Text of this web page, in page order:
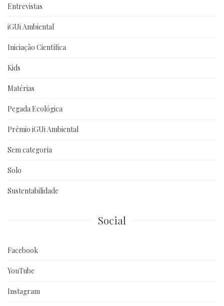
Entrevistas
iGUi Ambiental
Iniciação Científica
Kids
Matérias
Pegada Ecológica
Prêmio iGUi Ambiental
Sem categoria
Solo
Sustentabilidade
Social
Facebook
YouTube
Instagram